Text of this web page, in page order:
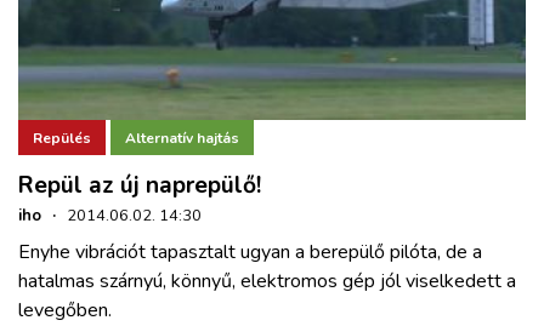
Repülés Alternatív hajtás
Repül az új naprepülő!
iho · 2014.06.02. 14:30
Enyhe vibrációt tapasztalt ugyan a berepülő pilóta, de a
hatalmas szárnyú, könnyű, elektromos gép jól viselkedett a
levegőben.